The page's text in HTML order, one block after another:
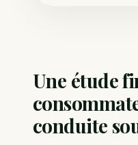
Une étude
conduite